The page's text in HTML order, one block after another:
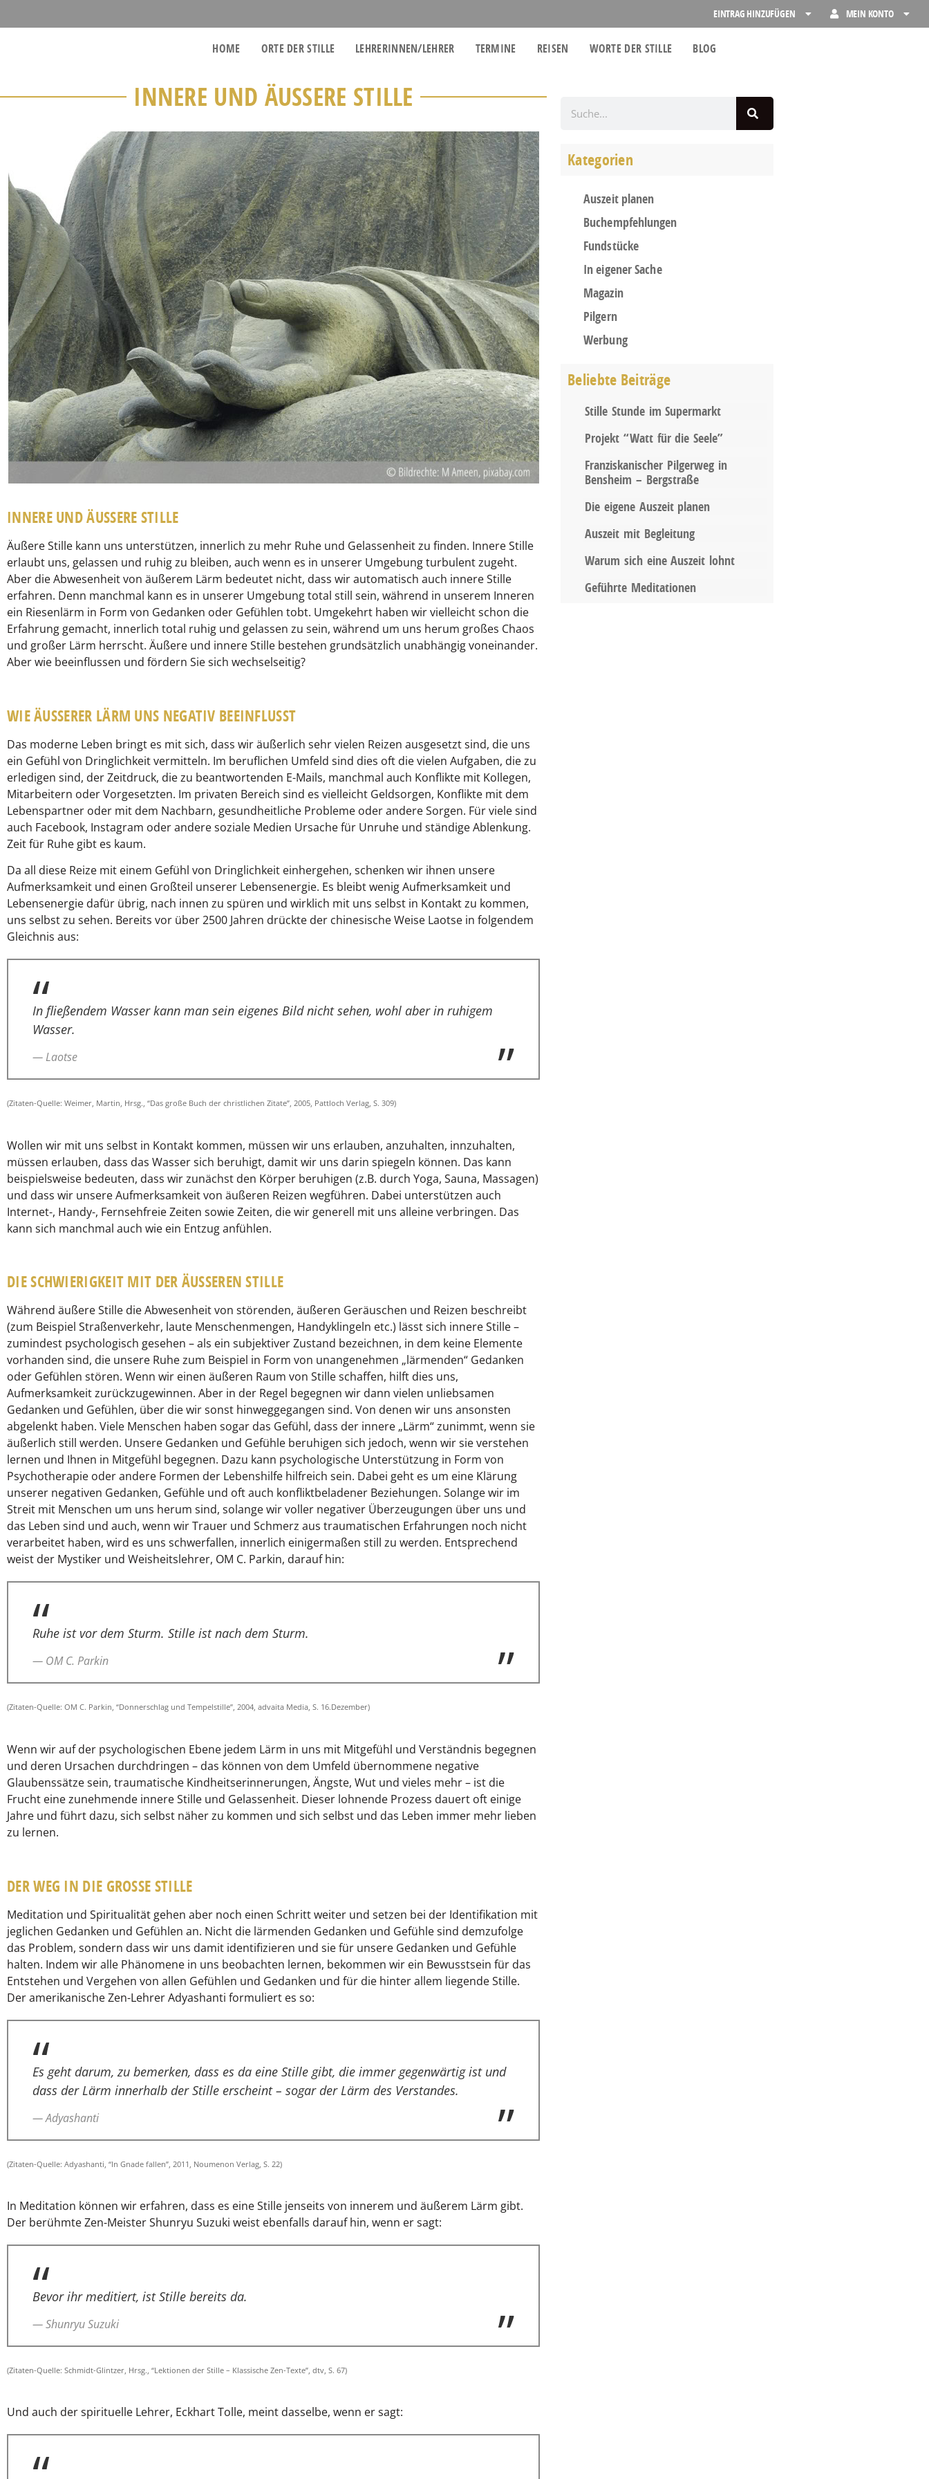
EINTRAG HINZUFÜGEN MEIN KONTO
HOME ORTE DER STILLE LEHRERINNEN/LEHRER TERMINE REISEN WORTE DER STILLE BLOG
INNERE UND ÄUSSERE STILLE
INNERE UND ÄUSSERE STILLE
Äußere Stille kann uns unterstützen, innerlich zu mehr Ruhe und Gelassenheit zu finden. Innere Stille
erlaubt uns, gelassen und ruhig zu bleiben, auch wenn es in unserer Umgebung turbulent zugeht.
Aber die Abwesenheit von äußerem Lärm bedeutet nicht, dass wir automatisch auch innere Stille
erfahren. Denn manchmal kann es in unserer Umgebung total still sein, während in unserem Inneren
ein Riesenlärm in Form von Gedanken oder Gefühlen tobt. Umgekehrt haben wir vielleicht schon die
Erfahrung gemacht, innerlich total ruhig und gelassen zu sein, während um uns herum großes Chaos
und großer Lärm herrscht. Äußere und innere Stille bestehen grundsätzlich unabhängig voneinander.
Aber wie beeinflussen und fördern Sie sich wechselseitig?
WIE ÄUSSERER LÄRM UNS NEGATIV BEEINFLUSST
Das moderne Leben bringt es mit sich, dass wir äußerlich sehr vielen Reizen ausgesetzt sind, die uns
ein Gefühl von Dringlichkeit vermitteln. Im beruflichen Umfeld sind dies oft die vielen Aufgaben, die zu
erledigen sind, der Zeitdruck, die zu beantwortenden E-Mails, manchmal auch Konflikte mit Kollegen,
Mitarbeitern oder Vorgesetzten. Im privaten Bereich sind es vielleicht Geldsorgen, Konflikte mit dem
Lebenspartner oder mit dem Nachbarn, gesundheitliche Probleme oder andere Sorgen. Für viele sind
auch Facebook, Instagram oder andere soziale Medien Ursache für Unruhe und ständige Ablenkung.
Zeit für Ruhe gibt es kaum.
Da all diese Reize mit einem Gefühl von Dringlichkeit einhergehen, schenken wir ihnen unsere
Aufmerksamkeit und einen Großteil unserer Lebensenergie. Es bleibt wenig Aufmerksamkeit und
Lebensenergie dafür übrig, nach innen zu spüren und wirklich mit uns selbst in Kontakt zu kommen,
uns selbst zu sehen. Bereits vor über 2500 Jahren drückte der chinesische Weise Laotse in folgendem
Gleichnis aus:
In fließendem Wasser kann man sein eigenes Bild nicht sehen, wohl aber in ruhigem
Wasser.
— Laotse
(Zitaten-Quelle: Weimer, Martin, Hrsg., “Das große Buch der christlichen Zitate”, 2005, Pattloch Verlag, S. 309)
Wollen wir mit uns selbst in Kontakt kommen, müssen wir uns erlauben, anzuhalten, innzuhalten,
müssen erlauben, dass das Wasser sich beruhigt, damit wir uns darin spiegeln können. Das kann
beispielsweise bedeuten, dass wir zunächst den Körper beruhigen (z.B. durch Yoga, Sauna, Massagen)
und dass wir unsere Aufmerksamkeit von äußeren Reizen wegführen. Dabei unterstützen auch
Internet-, Handy-, Fernsehfreie Zeiten sowie Zeiten, die wir generell mit uns alleine verbringen. Das
kann sich manchmal auch wie ein Entzug anfühlen.
DIE SCHWIERIGKEIT MIT DER ÄUSSEREN STILLE
Während äußere Stille die Abwesenheit von störenden, äußeren Geräuschen und Reizen beschreibt
(zum Beispiel Straßenverkehr, laute Menschenmengen, Handyklingeln etc.) lässt sich innere Stille –
zumindest psychologisch gesehen – als ein subjektiver Zustand bezeichnen, in dem keine Elemente
vorhanden sind, die unsere Ruhe zum Beispiel in Form von unangenehmen „lärmenden“ Gedanken
oder Gefühlen stören. Wenn wir einen äußeren Raum von Stille schaffen, hilft dies uns,
Aufmerksamkeit zurückzugewinnen. Aber in der Regel begegnen wir dann vielen unliebsamen
Gedanken und Gefühlen, über die wir sonst hinweggegangen sind. Von denen wir uns ansonsten
abgelenkt haben. Viele Menschen haben sogar das Gefühl, dass der innere „Lärm“ zunimmt, wenn sie
äußerlich still werden. Unsere Gedanken und Gefühle beruhigen sich jedoch, wenn wir sie verstehen
lernen und Ihnen in Mitgefühl begegnen. Dazu kann psychologische Unterstützung in Form von
Psychotherapie oder andere Formen der Lebenshilfe hilfreich sein. Dabei geht es um eine Klärung
unserer negativen Gedanken, Gefühle und oft auch konfliktbeladener Beziehungen. Solange wir im
Streit mit Menschen um uns herum sind, solange wir voller negativer Überzeugungen über uns und
das Leben sind und auch, wenn wir Trauer und Schmerz aus traumatischen Erfahrungen noch nicht
verarbeitet haben, wird es uns schwerfallen, innerlich einigermaßen still zu werden. Entsprechend
weist der Mystiker und Weisheitslehrer, OM C. Parkin, darauf hin:
Ruhe ist vor dem Sturm. Stille ist nach dem Sturm.
— OM C. Parkin
(Zitaten-Quelle: OM C. Parkin, “Donnerschlag und Tempelstille”, 2004, advaita Media, S. 16.Dezember)
Wenn wir auf der psychologischen Ebene jedem Lärm in uns mit Mitgefühl und Verständnis begegnen
und deren Ursachen durchdringen – das können von dem Umfeld übernommene negative
Glaubenssätze sein, traumatische Kindheitserinnerungen, Ängste, Wut und vieles mehr – ist die
Frucht eine zunehmende innere Stille und Gelassenheit. Dieser lohnende Prozess dauert oft einige
Jahre und führt dazu, sich selbst näher zu kommen und sich selbst und das Leben immer mehr lieben
zu lernen.
DER WEG IN DIE GROSSE STILLE
Meditation und Spiritualität gehen aber noch einen Schritt weiter und setzen bei der Identifikation mit
jeglichen Gedanken und Gefühlen an. Nicht die lärmenden Gedanken und Gefühle sind demzufolge
das Problem, sondern dass wir uns damit identifizieren und sie für unsere Gedanken und Gefühle
halten. Indem wir alle Phänomene in uns beobachten lernen, bekommen wir ein Bewusstsein für das
Entstehen und Vergehen von allen Gefühlen und Gedanken und für die hinter allem liegende Stille.
Der amerikanische Zen-Lehrer Adyashanti formuliert es so:
Es geht darum, zu bemerken, dass es da eine Stille gibt, die immer gegenwärtig ist und
dass der Lärm innerhalb der Stille erscheint – sogar der Lärm des Verstandes.
— Adyashanti
(Zitaten-Quelle: Adyashanti, “In Gnade fallen”, 2011, Noumenon Verlag, S. 22)
In Meditation können wir erfahren, dass es eine Stille jenseits von innerem und äußerem Lärm gibt.
Der berühmte Zen-Meister Shunryu Suzuki weist ebenfalls darauf hin, wenn er sagt:
Bevor ihr meditiert, ist Stille bereits da.
— Shunryu Suzuki
(Zitaten-Quelle: Schmidt-Glintzer, Hrsg., “Lektionen der Stille – Klassische Zen-Texte”, dtv, S. 67)
Und auch der spirituelle Lehrer, Eckhart Tolle, meint dasselbe, wenn er sagt:
Kategorien
Auszeit planen
Buchempfehlungen
Fundstücke
In eigener Sache
Magazin
Pilgern
Werbung
Beliebte Beiträge
Stille Stunde im Supermarkt
Projekt “Watt für die Seele”
Franziskanischer Pilgerweg in
Bensheim – Bergstraße
Die eigene Auszeit planen
Auszeit mit Begleitung
Warum sich eine Auszeit lohnt
Geführte Meditationen